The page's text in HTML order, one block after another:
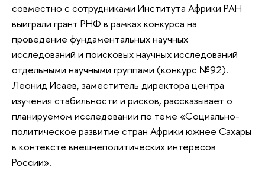
совместно с сотрудниками Института Африки РАН
выиграли грант РНФ в рамках конкурса на
проведение фундаментальных научных
исследований и поисковых научных исследований
отдельными научными группами (конкурс №92).
Леонид Исаев, заместитель директора центра
изучения стабильности и рисков, рассказывает о
планируемом исследовании по теме «Социально-
политическое развитие стран Африки южнее Сахары
в контексте внешнеполитических интересов
России».